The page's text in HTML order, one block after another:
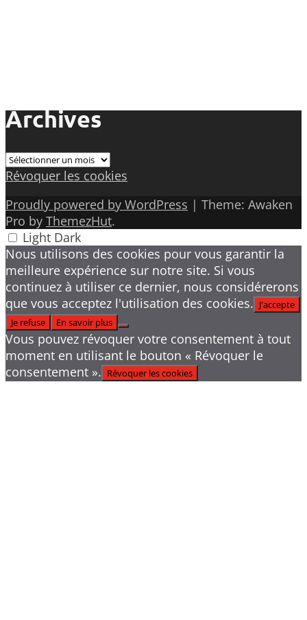
Archives
Archives
Révoquer les cookies
Proudly powered by WordPress | Theme: Awaken
Pro by ThemezHut.
Light Dark
Nous utilisons des cookies pour vous garantir la
meilleure expérience sur notre site. Si vous
continuez à utiliser ce dernier, nous considérerons
que vous acceptez l'utilisation des cookies. J'accepte
Je refuse
En savoir plus
Vous pouvez révoquer votre consentement à tout
moment en utilisant le bouton « Révoquer le
consentement ». Révoquer les cookies